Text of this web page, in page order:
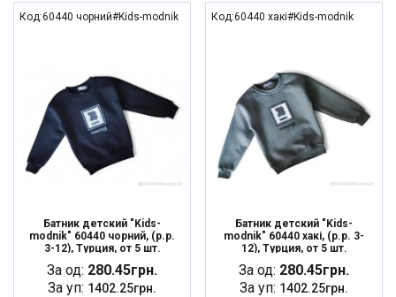
Код:60440 чорний#Kids-modnik
Батник детский "Kids-
modnik" 60440 чорний, (р.р.
3-12), Турция, от 5 шт.
За од: 280.45грн.
За уп: 1402.25грн.
Код:60440 хакі#Kids-modnik
Батник детский "Kids-
modnik" 60440 хакі, (р.р. 3-
12), Турция, от 5 шт.
За од: 280.45грн.
За уп: 1402.25грн.